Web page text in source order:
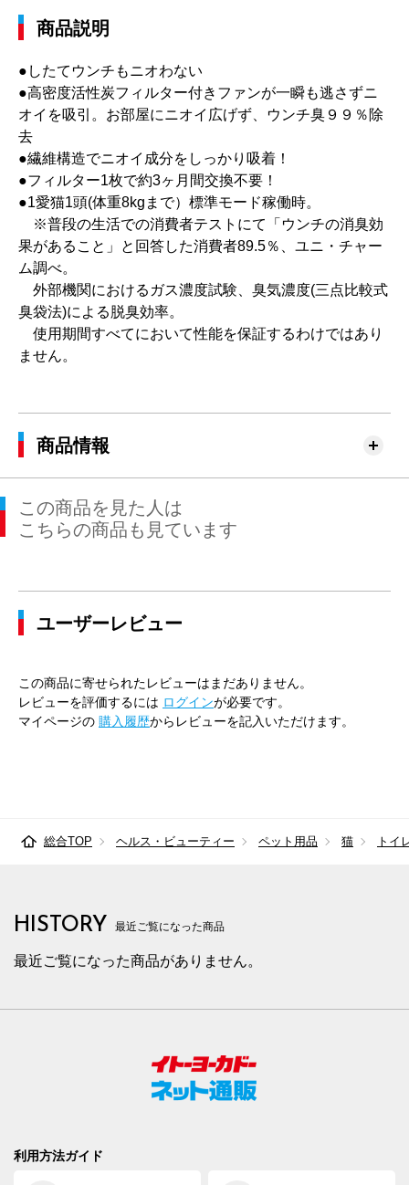
商品説明
●したてウンチもニオわない
●高密度活性炭フィルター付きファンが一瞬も逃さずニ
オイを吸引。お部屋にニオイ広げず、ウンチ臭９９％除
去
●繊維構造でニオイ成分をしっかり吸着！
●フィルター1枚で約3ヶ月間交換不要！
●1愛猫1頭(体重8kgまで）標準モード稼働時。
※普段の生活での消費者テストにて「ウンチの消臭効
果があること」と回答した消費者89.5％、ユニ・チャー
ム調べ。
外部機関におけるガス濃度試験、臭気濃度(三点比較式
臭袋法)による脱臭効率。
使用期間すべてにおいて性能を保証するわけではあり
ません。
商品情報
この商品を見た人は
こちらの商品も見ています
ユーザーレビュー
この商品に寄せられたレビューはまだありません。
レビューを評価するには ログインが必要です。
マイページの 購入履歴からレビューを記入いただけます。
総合TOP ヘルス・ビューティー ペット用品 猫 トイ
HISTORY 最近ご覧になった商品
最近ご覧になった商品がありません。
利用方法ガイド